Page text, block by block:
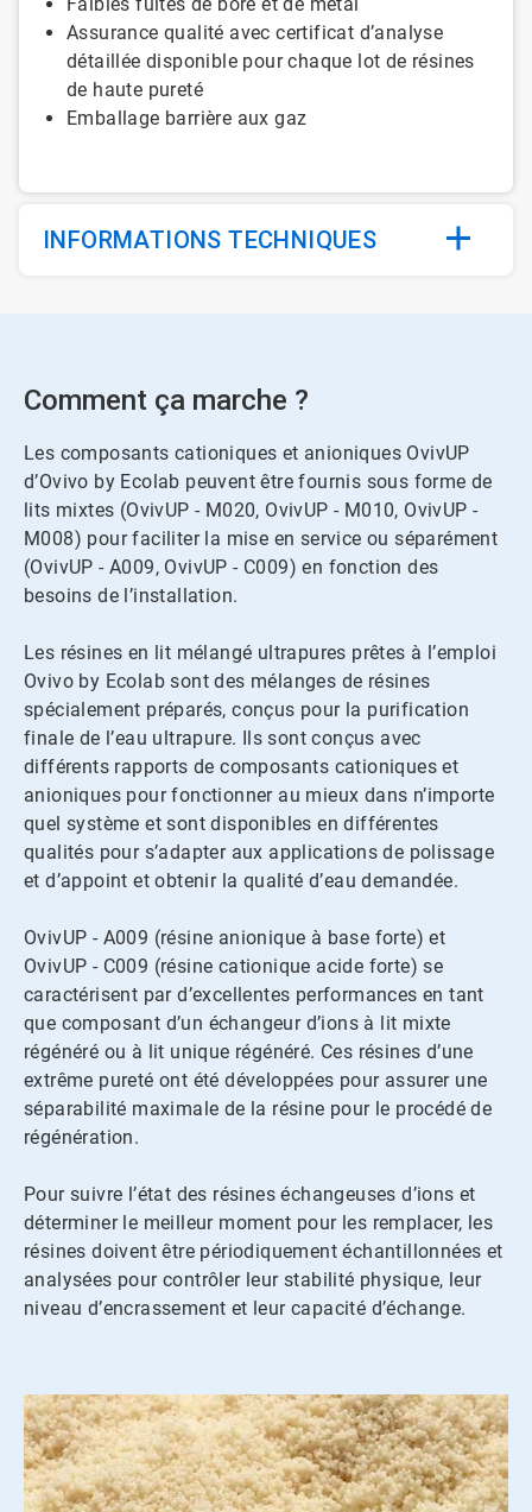
Assurance qualité avec certificat d’analyse
détaillée disponible pour chaque lot de résines
de haute pureté
Emballage barrière aux gaz
INFORMATIONS TECHNIQUES
Comment ça marche ?
Les composants cationiques et anioniques OvivUP
d’Ovivo by Ecolab peuvent être fournis sous forme de
lits mixtes (OvivUP - M020, OvivUP - M010, OvivUP -
M008) pour faciliter la mise en service ou séparément
(OvivUP - A009, OvivUP - C009) en fonction des
besoins de l’installation.
Les résines en lit mélangé ultrapures prêtes à l’emploi
Ovivo by Ecolab sont des mélanges de résines
spécialement préparés, conçus pour la purification
finale de l’eau ultrapure. Ils sont conçus avec
différents rapports de composants cationiques et
anioniques pour fonctionner au mieux dans n’importe
quel système et sont disponibles en différentes
qualités pour s’adapter aux applications de polissage
et d’appoint et obtenir la qualité d’eau demandée.
OvivUP - A009 (résine anionique à base forte) et
OvivUP - C009 (résine cationique acide forte) se
caractérisent par d’excellentes performances en tant
que composant d’un échangeur d’ions à lit mixte
régénéré ou à lit unique régénéré. Ces résines d’une
extrême pureté ont été développées pour assurer une
séparabilité maximale de la résine pour le procédé de
régénération.
Pour suivre l’état des résines échangeuses d’ions et
déterminer le meilleur moment pour les remplacer, les
résines doivent être périodiquement échantillonnées et
analysées pour contrôler leur stabilité physique, leur
niveau d’encrassement et leur capacité d’échange.